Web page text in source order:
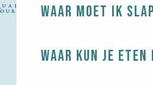
Waar moet ik
Waar kun je eten